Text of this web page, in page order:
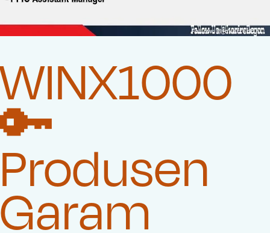
WINX1000
🔑
Produsen
Garam